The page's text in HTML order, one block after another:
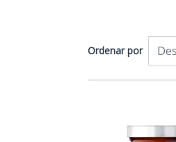
Ordenar por